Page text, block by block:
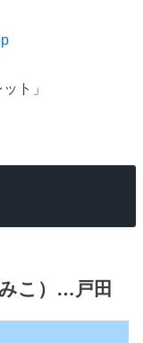
ト」
こ）…戸田